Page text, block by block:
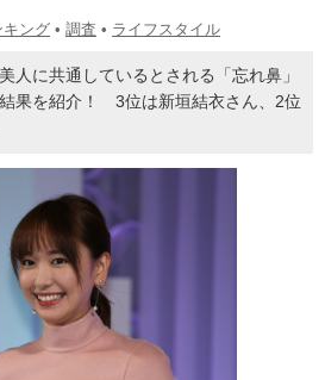
キング • 調査 • ライフスタイル
人に共通しているとされる「忘れ鼻」
果を紹介！ 3位は新垣結衣さん、2位